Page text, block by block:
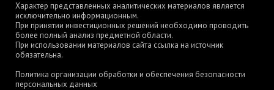
Характер представленных аналитических материалов является
исключительно информационным.
При принятии инвестиционных решений необходимо проводить
более полный анализ предметной области.
При использовании материалов сайта ссылка на источник
обязательна.
Политика организации обработки и обеспечения безопасности
персональных данных